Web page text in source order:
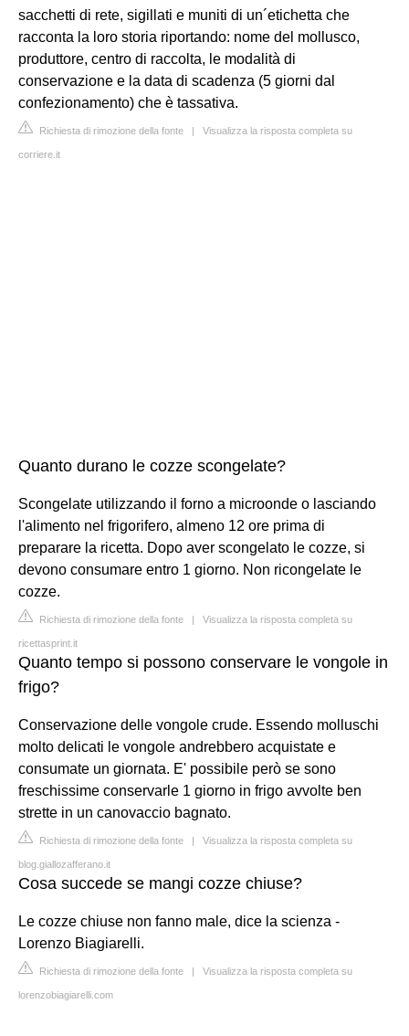
sacchetti di rete, sigillati e muniti di un´etichetta che
racconta la loro storia riportando: nome del mollusco,
produttore, centro di raccolta, le modalità di
conservazione e la data di scadenza (5 giorni dal
confezionamento) che è tassativa.
Richiesta di rimozione della fonte | Visualizza la risposta completa su
corriere.it
Quanto durano le cozze scongelate?
Scongelate utilizzando il forno a microonde o lasciando
l'alimento nel frigorifero, almeno 12 ore prima di
preparare la ricetta. Dopo aver scongelato le cozze, si
devono consumare entro 1 giorno. Non ricongelate le
cozze.
Richiesta di rimozione della fonte | Visualizza la risposta completa su
ricettasprint.it
Quanto tempo si possono conservare le vongole in
frigo?
Conservazione delle vongole crude. Essendo molluschi
molto delicati le vongole andrebbero acquistate e
consumate un giornata. E' possibile però se sono
freschissime conservarle 1 giorno in frigo avvolte ben
strette in un canovaccio bagnato.
Richiesta di rimozione della fonte | Visualizza la risposta completa su
blog.giallozafferano.it
Cosa succede se mangi cozze chiuse?
Le cozze chiuse non fanno male, dice la scienza -
Lorenzo Biagiarelli.
Richiesta di rimozione della fonte | Visualizza la risposta completa su
lorenzobiagiarelli.com